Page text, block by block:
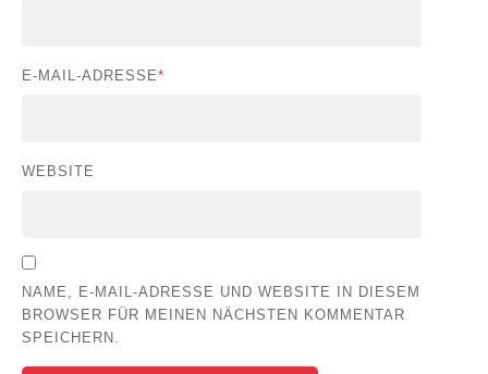
E-MAIL-ADRESSE*
WEBSITE
NAME, E-MAIL-ADRESSE UND WEBSITE IN DIESEM
BROWSER FÜR MEINEN NÄCHSTEN KOMMENTAR
SPEICHERN.